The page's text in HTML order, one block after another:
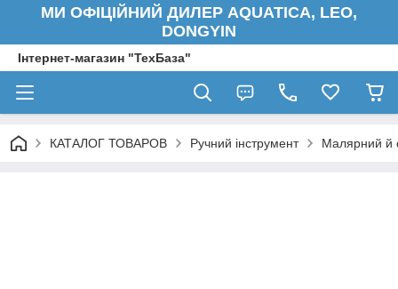
МИ ОФІЦІЙНИЙ ДИЛЕР AQUATICA, LEO,
DONGYIN
Інтернет-магазин "ТехБаза"
КАТАЛОГ ТОВАРОВ Ручний інструмент Малярний й